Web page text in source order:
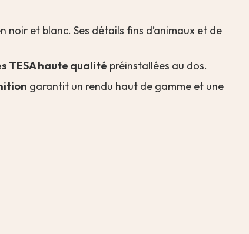
noir et blanc. Ses détails fins d’animaux et de
TESA haute qualité préinstallées au dos.
garantit un rendu haut de gamme et une